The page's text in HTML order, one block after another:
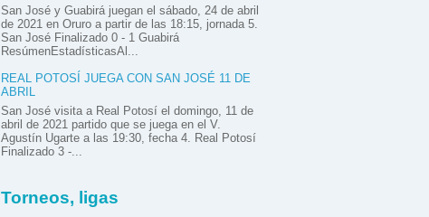
San José y Guabirá juegan el sábado, 24 de abril
de 2021 en Oruro a partir de las 18:15, jornada 5.
San José Finalizado 0 - 1 Guabirá
ResúmenEstadísticasAl...
REAL POTOSÍ JUEGA CON SAN JOSÉ 11 DE
ABRIL
San José visita a Real Potosí el domingo, 11 de
abril de 2021 partido que se juega en el V.
Agustín Ugarte a las 19:30, fecha 4. Real Potosí
Finalizado 3 -...
Torneos, ligas